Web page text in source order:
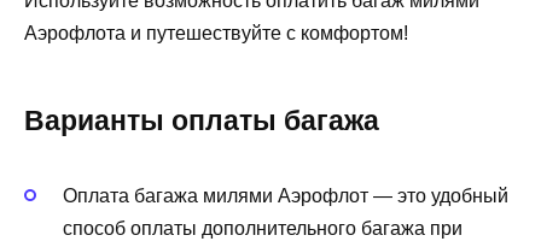
Аэрофлота и путешествуйте с комфортом!
Варианты оплаты багажа
Оплата багажа милями Аэрофлот — это удобный
способ оплаты дополнительного багажа при